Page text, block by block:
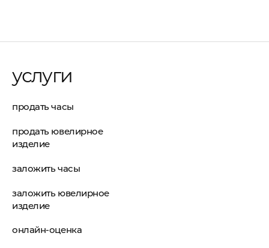
услуги
продать часы
продать ювелирное
изделие
заложить часы
заложить ювелирное
изделие
онлайн-оценка